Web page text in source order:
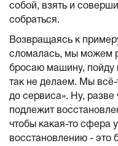
собой, взять и
собраться.
Возвращаясь к
сломалась, мы можем
бросаю машину, пойду
так не делаем. Мы
до сервиса». Ну,
подлежит
чтобы какая-то сфера
восстановлению - это